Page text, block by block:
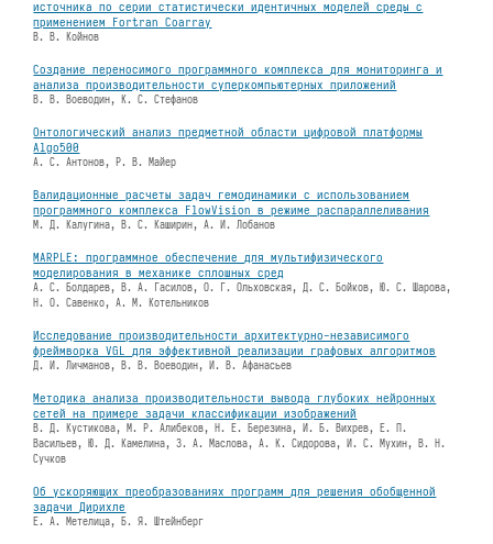
источника по серии статистически идентичных моделей среды с
применением Fortran Coarray
В. В. Койнов
Создание переносимого программного комплекса для мониторинга и
анализа производительности суперкомпьютерных приложений
В. В. Воеводин, К. С. Стефанов
Онтологический анализ предметной области цифровой платформы
Algo500
А. С. Антонов, Р. В. Майер
Валидационные расчеты задач гемодинамики с использованием
программного комплекса FlowVision в режиме распараллеливания
М. Д. Калугина, В. С. Каширин, А. И. Лобанов
MARPLE: программное обеспечение для мультифизического
моделирования в механике сплошных сред
А. С. Болдарев, В. А. Гасилов, О. Г. Ольховская, Д. С. Бойков, Ю. С. Шарова,
Н. О. Савенко, А. М. Котельников
Исследование производительности архитектурно-независимого
фреймворка VGL для эффективной реализации графовых алгоритмов
Д. И. Личманов, В. В. Воеводин, И. В. Афанасьев
Методика анализа производительности вывода глубоких нейронных
сетей на примере задачи классификации изображений
В. Д. Кустикова, М. Р. Алибеков, Н. Е. Березина, И. Б. Вихрев, Е. П.
Васильев, Ю. Д. Камелина, З. А. Маслова, А. К. Сидорова, И. С. Мухин, В. Н.
Сучков
Об ускоряющих преобразованиях программ для решения обобщенной
задачи Дирихле
Е. А. Метелица, Б. Я. Штейнберг